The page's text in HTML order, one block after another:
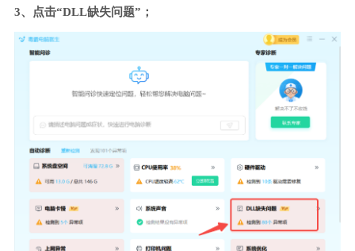
3、点击“DLL缺失问题”；